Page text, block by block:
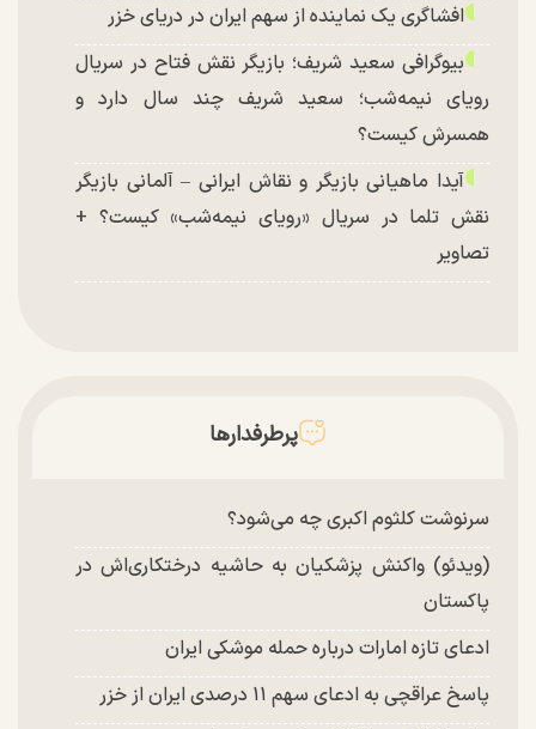
افشاگری یک نماینده از سهم ایران در دریای خزر
بیوگرافی سعید شریف؛ بازیگر نقش فتاح در سریال
رویای نیمه‌شب؛ سعید شریف چند سال دارد و
همسرش کیست؟
آیدا ماهیانی بازیگر و نقاش ایرانی – آلمانی بازیگر
نقش تلما در سریال «رویای نیمه‌شب» کیست؟ +
تصاویر
پرطرفدارها
سرنوشت کلثوم اکبری چه می‌شود؟
(ویدئو) واکنش پزشکیان به حاشیه درختکاری‌اش در
پاکستان
ادعای تازه امارات درباره حمله موشکی ایران
پاسخ عراقچی به ادعای سهم ۱۱ درصدی ایران از خزر